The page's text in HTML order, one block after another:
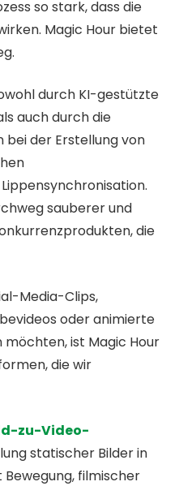
so stark, dass die
Magic Hour bietet
durch KI-gestützte
auch durch die
bei der Erstellung von
sauberer und
die
Media-Clips,
oder animierte
ist Magic Hour
die wir
zu-Video-
statischer Bilder in
filmischer